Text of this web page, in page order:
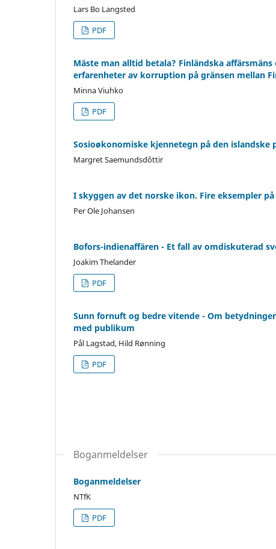
Lars Bo Langsted
PDF
Mäste man alltid betala? Finländska
erfarenheter av korruption på gränsen mellan
Minna Viuhko
PDF
Sosioøkonomiske kjennetegn på den
Margret Saemundsdôttir
I skyggen av det norske ikon. Fire eksempler
Per Ole Johansen
Bofors-indienaffären - Et fall av omdiskuterad
Joakim Thelander
PDF
Sunn fornuft og bedre vitende - Om
med publikum
Pål Lagstad, Hild Rønning
PDF
Boganmeldelser
Boganmeldelser
NTfK
PDF